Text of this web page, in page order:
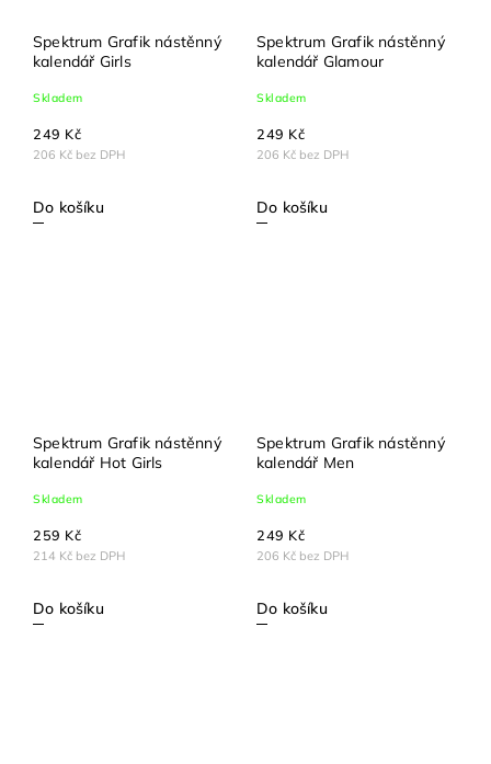
Spektrum Grafik nástěnný
kalendář Girls
Skladem
206 Kč bez DPH
249 Kč
Do košíku
Spektrum Grafik nástěnný
kalendář Glamour
Skladem
206 Kč bez DPH
249 Kč
Do košíku
Spektrum Grafik nástěnný
kalendář Hot Girls
Skladem
214 Kč bez DPH
259 Kč
Do košíku
Spektrum Grafik nástěnný
kalendář Men
Skladem
206 Kč bez DPH
249 Kč
Do košíku